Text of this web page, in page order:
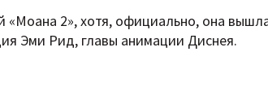
2», хотя, официально, она
Эми Рид, главы анимации Диснея.